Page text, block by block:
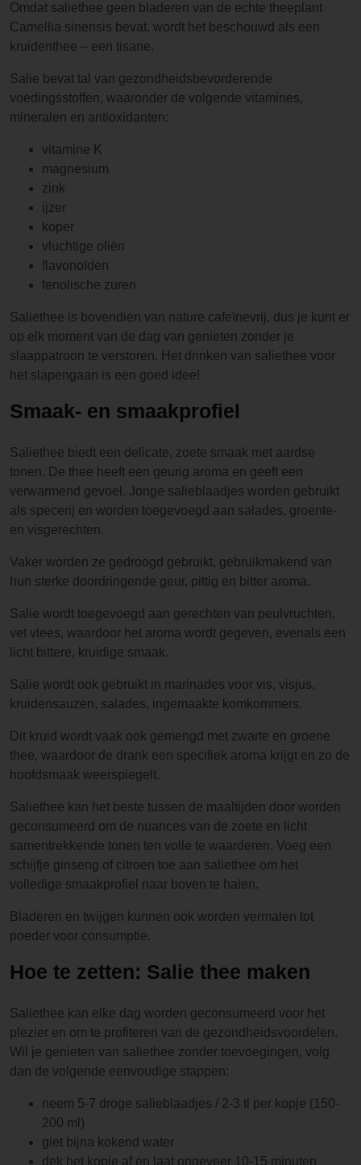
Omdat saliethee geen bladeren van de echte theeplant
Camellia sinensis bevat, wordt het beschouwd als een
kruidenthee – een tisane.
Salie bevat tal van gezondheidsbevorderende
voedingsstoffen, waaronder de volgende vitamines,
mineralen en antioxidanten:
vitamine K
magnesium
zink
ijzer
koper
vluchtige oliën
flavonoïden
fenolische zuren
Saliethee is bovendien van nature cafeïnevrij, dus je kunt er
op elk moment van de dag van genieten zonder je
slaappatroon te verstoren. Het drinken van saliethee voor
het slapengaan is een goed idee!
Smaak- en smaakprofiel
Saliethee biedt een delicate, zoete smaak met aardse
tonen. De thee heeft een geurig aroma en geeft een
verwarmend gevoel. Jonge salieblaadjes worden gebruikt
als specerij en worden toegevoegd aan salades, groente-
en visgerechten.
Vaker worden ze gedroogd gebruikt, gebruikmakend van
hun sterke doordringende geur, pittig en bitter aroma.
Salie wordt toegevoegd aan gerechten van peulvruchten,
vet vlees, waardoor het aroma wordt gegeven, evenals een
licht bittere, kruidige smaak.
Salie wordt ook gebruikt in marinades voor vis, visjus,
kruidensauzen, salades, ingemaakte komkommers.
Dit kruid wordt vaak ook gemengd met zwarte en groene
thee, waardoor de drank een specifiek aroma krijgt en zo de
hoofdsmaak weerspiegelt.
Saliethee kan het beste tussen de maaltijden door worden
geconsumeerd om de nuances van de zoete en licht
samentrekkende tonen ten volle te waarderen. Voeg een
schijfje ginseng of citroen toe aan saliethee om het
volledige smaakprofiel naar boven te halen.
Bladeren en twijgen kunnen ook worden vermalen tot
poeder voor consumptie.
Hoe te zetten: Salie thee maken
Saliethee kan elke dag worden geconsumeerd voor het
plezier en om te profiteren van de gezondheidsvoordelen.
Wil je genieten van saliethee zonder toevoegingen, volg
dan de volgende eenvoudige stappen:
neem 5-7 droge salieblaadjes / 2-3 tl per kopje (150-
200 ml)
giet bijna kokend water
dek het kopje af en laat ongeveer 10-15 minuten